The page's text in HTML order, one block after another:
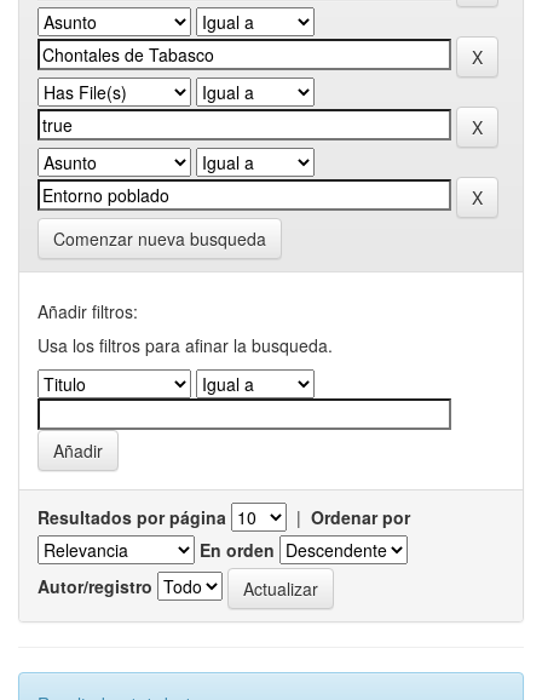
Comenzar nueva busqueda
Añadir filtros:
Usa los filtros para afinar la busqueda.
Resultados por página | Ordenar por
En orden
Autor/registro